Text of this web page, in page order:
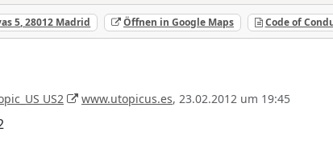
5, 28012 Madrid Öffnen in Google Maps Code of
US2 www.utopicus.es, 23.02.2012 um 19:45